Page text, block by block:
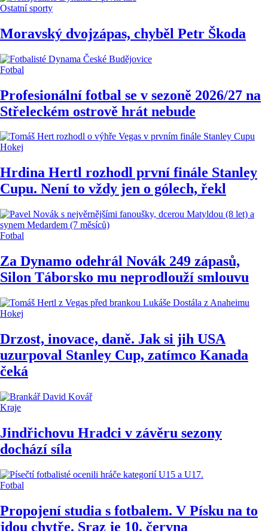
Ostatní sporty
Moravský dvojzápas, chyběl Petr Škoda
Fotbal
Profesionální fotbal se v sezoně 2026/27 na
Střeleckém ostrově hrát nebude
Hokej
Hrdina Hertl rozhodl první finále Stanley
Cupu. Není to vždy jen o gólech, řekl
Fotbal
Za Dynamo odehrál Novák 249 zápasů,
Silon Táborsko mu neprodlouží smlouvu
Hokej
Drzost, inovace, daně. Jak si jih USA
uzurpoval Stanley Cup, zatímco Kanada
čeká
Kraje
Jindřichovu Hradci v závěru sezony
dochází síla
Fotbal
Propojení studia s fotbalem. V Písku na to
jdou chytře. Sraz je 10. června